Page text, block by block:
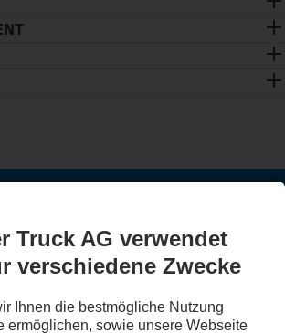
Benz Trucks auf unseren digitalen